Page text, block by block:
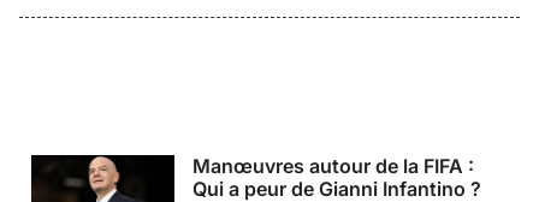
Manœuvres autour de la FIFA :
Qui a peur de Gianni Infantino ?